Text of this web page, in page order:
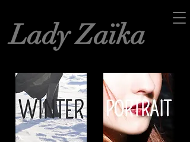
Lady Zaïka